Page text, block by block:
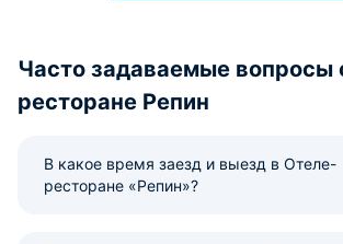
Часто задаваемые вопросы
ресторане Репин
В какое время заезд и выезд в Отеле-
ресторане «Репин»?